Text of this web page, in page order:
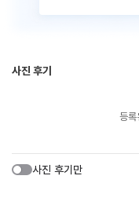
사진 후기
등록
사진 후기만